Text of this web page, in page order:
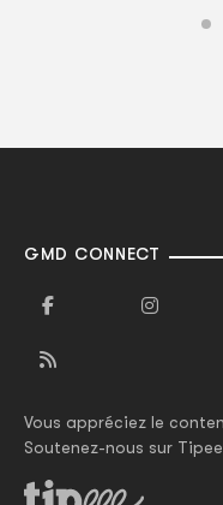
GMD CONNECT
Vous appréciez le
Soutenez-nous sur